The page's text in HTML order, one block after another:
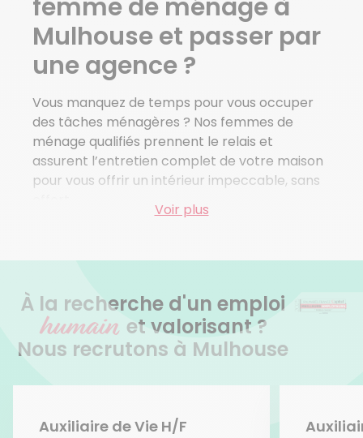
Rixheim
Ruelisheim
Staffelfelden
Uffholtz
Wattwiller
Wittelsheim
Wittenheim
Steinbach
femme de ménage à
Mulhouse et passer par
une agence ?
Vous manquez de temps pour vous occuper
des tâches ménagères ? Nos femmes de
ménage qualifiés prennent le relais et
assurent l’entretien complet de votre maison
pour vous offrir un intérieur impeccable, sans
besoins et prise en charge des démarches
administratives. En quelques jours seulement,
nos services sont mis en place et votre
logement retrouve toute sa propreté.
Pour plus de flexibilité, nos équipes peuvent
votre emploi du temps. Vous souhaitez
Voir plus
À la recherche d'un emploi
humain et valorisant ?
Nous recrutons à Mulhouse
Auxiliaire de Vie H/F